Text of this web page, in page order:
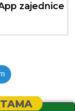
zajednice